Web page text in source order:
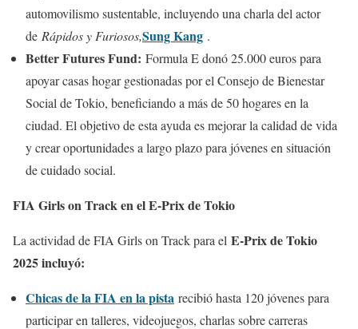
automovilismo sustentable, incluyendo una charla del actor
de Rápidos y Furiosos,Sung Kang .
Better Futures Fund: Formula E donó 25.000 euros para
apoyar casas hogar gestionadas por el Consejo de Bienestar
Social de Tokio, beneficiando a más de 50 hogares en la
ciudad. El objetivo de esta ayuda es mejorar la calidad de vida
y crear oportunidades a largo plazo para jóvenes en situación
de cuidado social.
FIA Girls on Track en el E-Prix de Tokio
La actividad de FIA Girls on Track para el E-Prix de Tokio
2025 incluyó:
Chicas de la FIA en la pista recibió hasta 120 jóvenes para
participar en talleres, videojuegos, charlas sobre carreras